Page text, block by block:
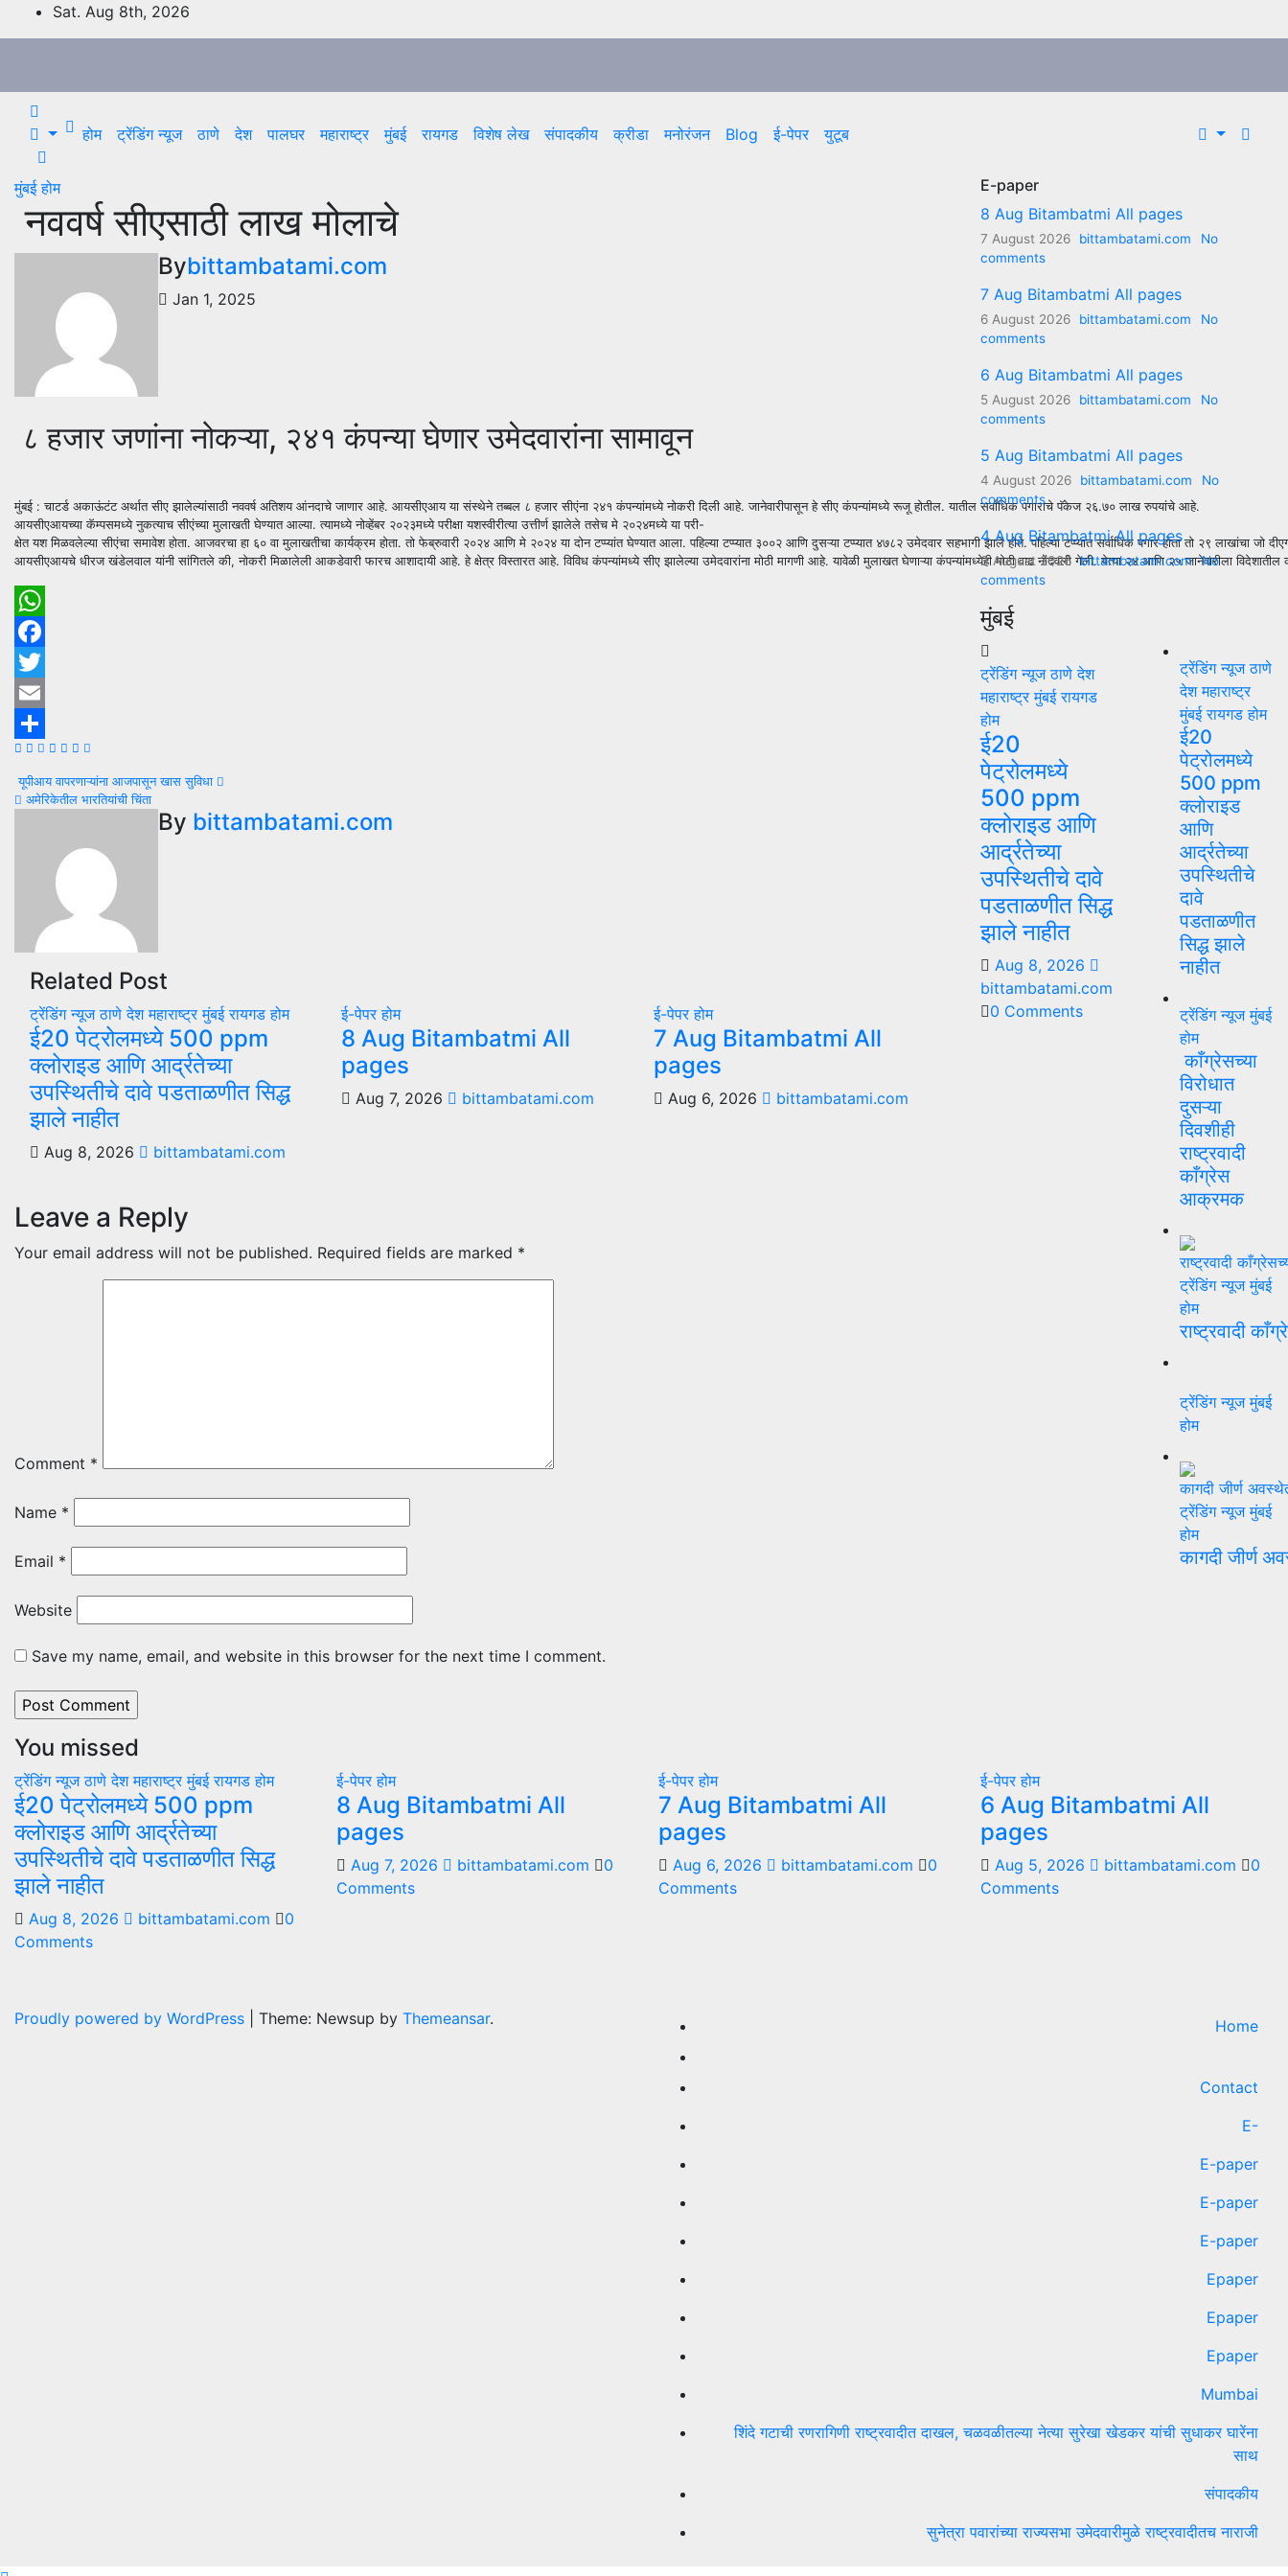
to
Sat. Aug 8th, 2026
होम ट्रेंडिंग न्यूज ठाणे देश पालघर महाराष्ट्र मुंबई रायगड विशेष लेख संपादकीय क्रीडा मनोरंजन Blog ई-पेपर युटूब
मुंबईहोम
नववर्ष सीएसाठी लाख मोलाचे
Bybittambatami.com
Jan 1, 2025
८ हजार जणांना नोकऱ्या, २४१ कंपन्या घेणार उमेदवारांना सामावून
मुंबई : चाटर्ड अकाऊंटंट अर्थात सीए झालेल्यांसाठी नववर्ष अतिशय आंनदाचे जाणार आहे. आयसीएआय या संस्थेने तब्बल ८ हजार सीएंना २४१ कंपन्यांमध्ये नोकरी दिली आहे. जानेवारीपासून हे सीए कंपन्यांमध्ये रूजू होतील. यातील सर्वांधिक पगाराचे पॅकेज २६.७० लाख रुपयांचे आहे.
आयसीएआयच्या कॅम्पसमध्ये नुकत्याच सीएंच्या मुलाखती घेण्यात आल्या. त्यामध्ये नोव्हेंबर २०२३मध्ये परीक्षा यशस्वीरीत्या उत्तीर्ण झालेले तसेच मे २०२४मध्ये या परी-
क्षेत यश मिळवलेल्या सीएंचा समावेश होता. आजवरचा हा ६० वा मुलाखतीचा कार्यक्रम होता. तो फेब्रुवारी २०२४ आणि मे २०२४ या दोन टप्प्यांत घेण्यात आला. पहिल्या टप्प्यात ३००२ आणि दुसऱ्या टप्प्यात ४७८२ उमेदवार सहभागी झाले होते. पहिल्या टप्प्यात सर्वाधिक पगार होता तो २९
आयसीएआयचे धीरज खंडेलवाल यांनी सांगितले की, नोकरी मिळालेली आकडेवारी फारच आशादायी आहे. हे क्षेत्र विस्तारत आहे. विविध कंपन्यांमध्ये सीए झालेल्या उमेदवारांना मोठी मागणी आहे. यावेळी मुलाखत घेणाऱ्या कंपन्यांमध्येही मोठी वाढ नोंदवली गेली. येत्या २४ आणि २५ जानेवारीला
WhatsApp
Facebook
Twitter
Email
Share
Post
navigation
यूपीआय वापरणाऱ्यांना आजपासून खास सुविधा
अमेरिकेतील भारतियांची चिंता
By bittambatami.com
Related Post
ट्रेंडिंग न्यूजठाणेदेशमहाराष्ट्रमुंबईरायगडहोम
ई20 पेट्रोलमध्ये 500 ppm
क्लोराइड आणि आर्द्रतेच्या
उपस्थितीचे दावे पडताळणीत सिद्ध
झाले नाहीत
Aug 8, 2026 bittambatami.com
ई-पेपरहोम
8 Aug Bitambatmi All
pages
Aug 7, 2026 bittambatami.com
ई-पेपरहोम
7 Aug Bitambatmi All
pages
Aug 6, 2026 bittambatami.com
Leave a Reply
Your email address will not be published. Required fields are marked *
Comment *
Name *
Email *
Website
Save my name, email, and website in this browser for the next time I comment.
E-paper
8 Aug Bitambatmi All pages
7 August 2026 bittambatami.com
No
comments
7 Aug Bitambatmi All pages
6 August 2026 bittambatami.com
No
comments
6 Aug Bitambatmi All pages
5 August 2026 bittambatami.com
No
comments
5 Aug Bitambatmi All pages
4 August 2026 bittambatami.com
No
comments
4 Aug Bitambatmi All pages
3 August 2026 bittambatami.com No
comments
मुंबई
ट्रेंडिंग न्यूजठाणेदेश
महाराष्ट्रमुंबईरायगड
होम
ई20
पेट्रोलमध्ये
500 ppm
क्लोराइड आणि
आर्द्रतेच्या
उपस्थितीचे दावे
पडताळणीत सिद्ध
झाले नाहीत
Aug 8, 2026
bittambatami.com
0 Comments
ट्रेंडिंग न्यूजठाणे
देशमहाराष्ट्र
मुंबईरायगडहोम
ई20
पेट्रोलमध्ये
500 ppm
क्लोराइड
आणि
आर्द्रतेच्या
उपस्थितीचे
दावे
पडताळणीत
सिद्ध झाले
नाहीत
ट्रेंडिंग न्यूजमुंबई
होम
काँग्रेसच्या
विरोधात
दुसऱ्या
दिवशीही
राष्ट्रवादी
काँग्रेस
आक्रमक
ट्रेंडिंग न्यूजमुंबई
होम
राष्ट्रवादी
ट्रेंडिंग न्यूजमुंबई
होम
ट्रेंडिंग न्यूजमुंबई
होम
कागदी जीर्ण
You missed
ट्रेंडिंग न्यूजठाणेदेशमहाराष्ट्रमुंबईरायगडहोम
ई20 पेट्रोलमध्ये 500 ppm
क्लोराइड आणि आर्द्रतेच्या
उपस्थितीचे दावे पडताळणीत सिद्ध
झाले नाहीत
Aug 8, 2026 bittambatami.com
0
Comments
ई-पेपरहोम
8 Aug Bitambatmi All
pages
Aug 7, 2026 bittambatami.com
0
Comments
ई-पेपरहोम
7 Aug Bitambatmi All
pages
Aug 6, 2026 bittambatami.com
0
Comments
ई-पेपरहोम
6 Aug Bitambatmi All
pages
Aug 5, 2026 bittambatami.com
0
Comments
Proudly powered by WordPress Theme: Newsup by Themeansar. Home
Contact
E-
E-paper
E-paper
E-paper
Epaper
Epaper
Epaper
Mumbai
शिंदे गटाची रणरागिणी राष्ट्रवादीत दाखल, चळवळीतल्या नेत्या सुरेखा खेडकर यांची सुधाकर घारेंना
साथ
संपादकीय
सुनेत्रा पवारांच्या राज्यसभा उमेदवारीमुळे राष्ट्रवादीतच नाराजी